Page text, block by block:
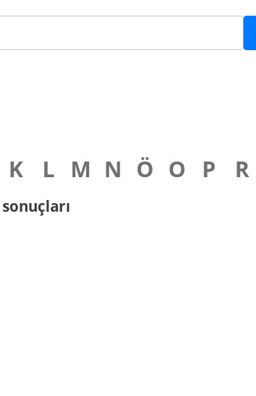
K L M N Ö O P R